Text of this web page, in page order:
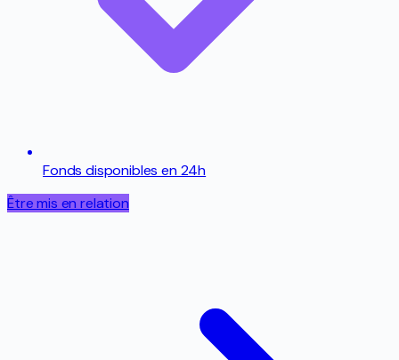
Fonds disponibles en 24h